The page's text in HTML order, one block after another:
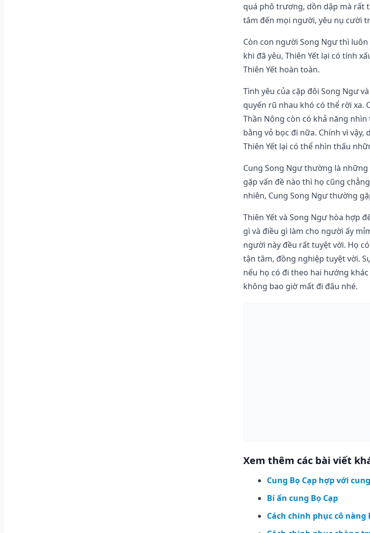
quá phô trương, dồn dập mà rất
tâm đến mọi người, yêu nụ cười
Còn con người Song Ngư thì
khi đã yêu, Thiên Yết lại có tính
Thiên Yết hoàn toàn.
Tình yêu của cặp đôi Song Ngư
quyến rũ nhau khó có thể rời xa.
Thần Nông còn có khả năng
bằng vỏ bọc đi nữa. Chính vì
Thiên Yết lại có thể nhìn thấu
Cung Song Ngư thường là
gặp vấn đề nào thì họ cũng
nhiên, Cung Song Ngư thường
Thiên Yết và Song Ngư hòa hợp
gì và điều gì làm cho người ấy
người này đều rất tuyệt vời. Họ
tận tâm, đồng nghiệp tuyệt vời.
nếu họ có đi theo hai hướng
không bao giờ mất đi đâu nhé.
Xem thêm các bài viết
Cung Bọ Cạp hợp với
Bí ẩn cung Bọ Cạp
Cách chinh phục cô nàng